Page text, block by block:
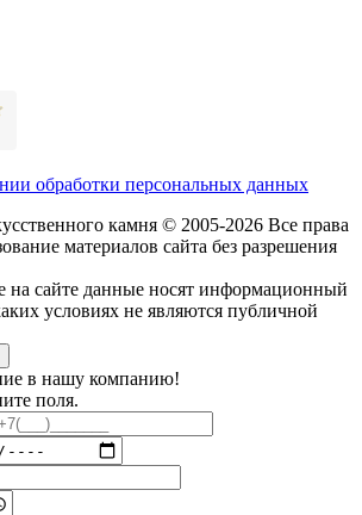
обработки персональных данных
камня © 2005-2026 Все права
материалов сайта без разрешения
на сайте данные носят информационный
условиях не являются публичной
в нашу компанию!
поля.